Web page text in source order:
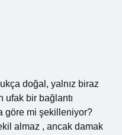
doğal, yalnız biraz
ufak bir bağlantı
göre mi şekilleniyor?
almaz , ancak damak